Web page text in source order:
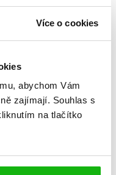
Více o cookies
abychom Vám
zajímají. Souhlas s
na tlačítko
kg
(SK)